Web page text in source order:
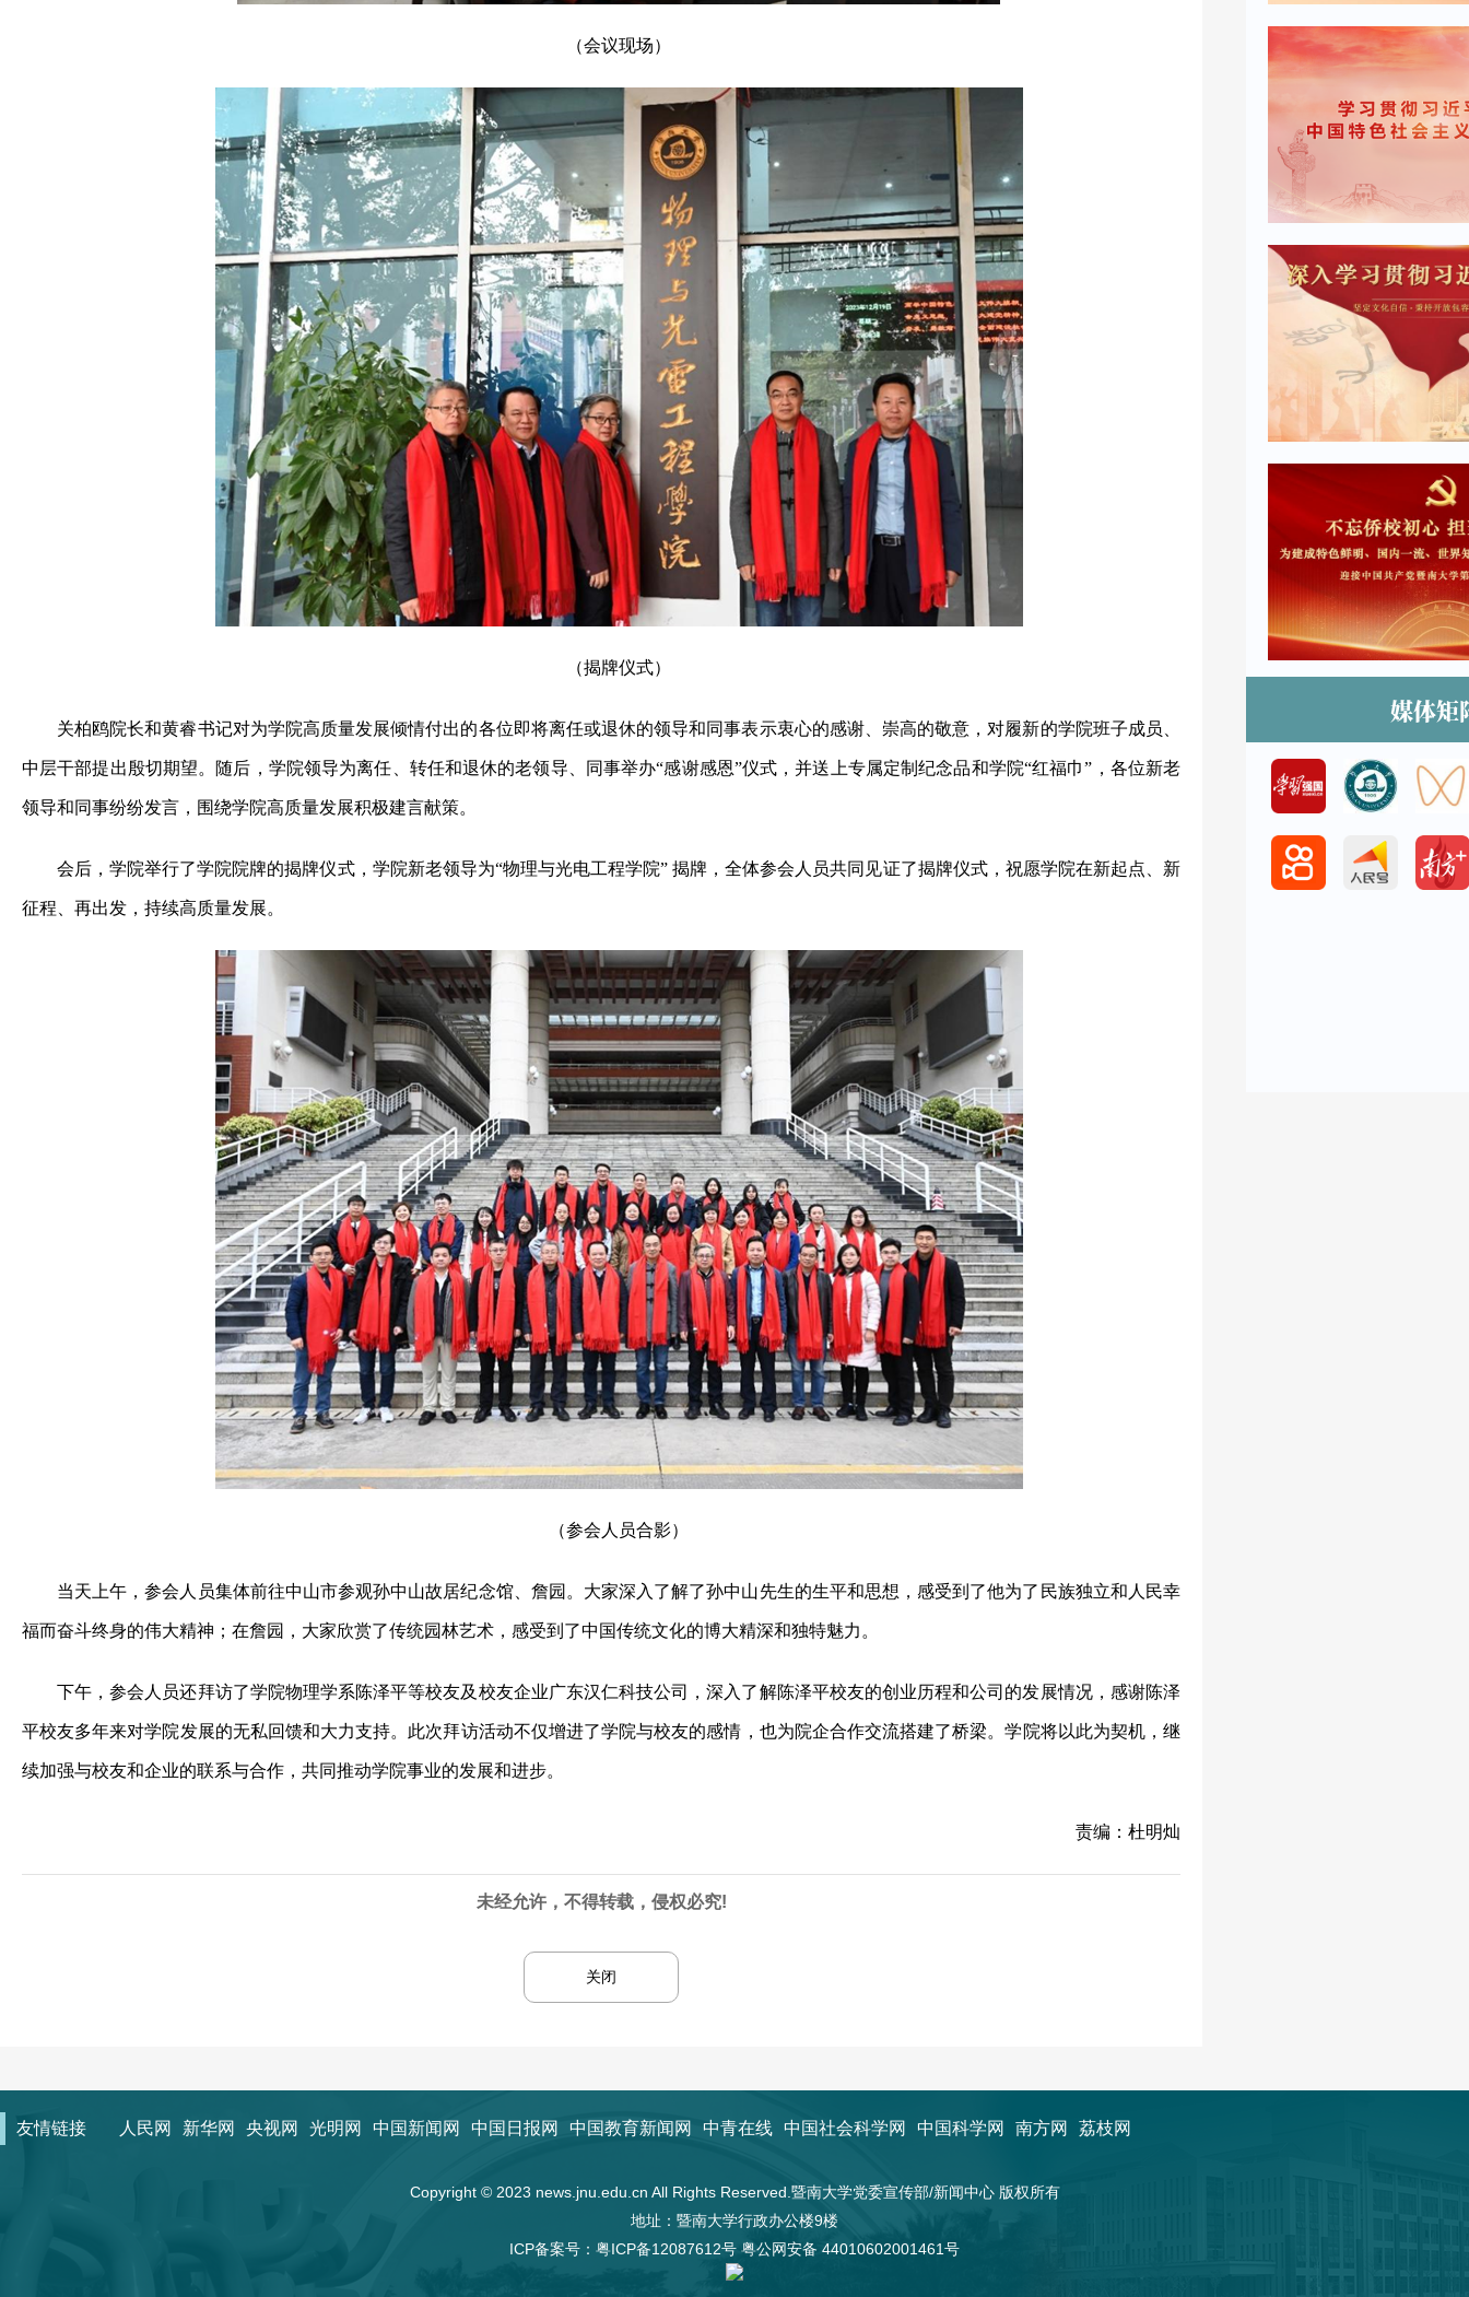
（会议现场）
（揭牌仪式）
关柏鸥院长和黄睿书记对为学院高质量发展倾情付出的各位即将离任或退休的领导和同事表示衷心的感谢、崇高的敬意，对履新的学院班子成员、
中层干部提出殷切期望。随后，学院领导为离任、转任和退休的老领导、同事举办“感谢感恩”仪式，并送上专属定制纪念品和学院“红福巾”，各位新老
领导和同事纷纷发言，围绕学院高质量发展积极建言献策。
会后，学院举行了学院院牌的揭牌仪式，学院新老领导为“物理与光电工程学院” 揭牌，全体参会人员共同见证了揭牌仪式，祝愿学院在新起点、新
征程、再出发，持续高质量发展。
（参会人员合影）
当天上午，参会人员集体前往中山市参观孙中山故居纪念馆、詹园。大家深入了解了孙中山先生的生平和思想，感受到了他为了民族独立和人民幸
福而奋斗终身的伟大精神；在詹园，大家欣赏了传统园林艺术，感受到了中国传统文化的博大精深和独特魅力。
下午，参会人员还拜访了学院物理学系陈泽平等校友及校友企业广东汉仁科技公司，深入了解陈泽平校友的创业历程和公司的发展情况，感谢陈泽
平校友多年来对学院发展的无私回馈和大力支持。此次拜访活动不仅增进了学院与校友的感情，也为院企合作交流搭建了桥梁。学院将以此为契机，继
续加强与校友和企业的联系与合作，共同推动学院事业的发展和进步。
责编：杜明灿
未经允许，不得转载，侵权必究!
关闭
媒体矩
友情链接 人民网 新华网 央视网 光明网 中国新闻网 中国日报网 中国教育新闻网 中青在线 中国社会科学网 中国科学网 南方网 荔枝网
Copyright © 2023 news.jnu.edu.cn All Rights Reserved.暨南大学党委宣传部/新闻中心 版权所有
地址：暨南大学行政办公楼9楼
ICP备案号： 粤ICP备12087612号 粤公网安备 44010602001461号